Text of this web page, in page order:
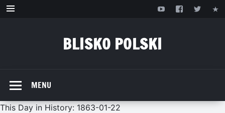
Przejdź
BLISKO POLSKI
MENU
This Day in History: 1863-01-22